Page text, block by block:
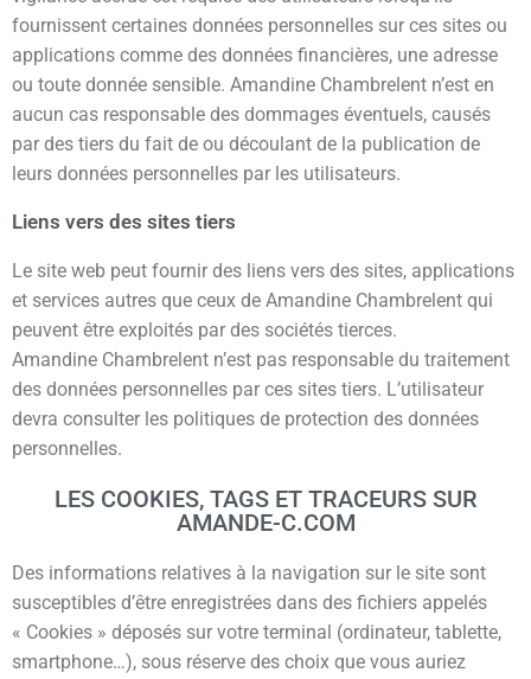
fournissent certaines données personnelles sur ces sites ou
applications comme des données financières, une adresse
ou toute donnée sensible. Amandine Chambrelent n’est en
aucun cas responsable des dommages éventuels, causés
par des tiers du fait de ou découlant de la publication de
leurs données personnelles par les utilisateurs.
Liens vers des sites tiers
Le site web peut fournir des liens vers des sites, applications
et services autres que ceux de Amandine Chambrelent qui
peuvent être exploités par des sociétés tierces.
Amandine Chambrelent n’est pas responsable du traitement
des données personnelles par ces sites tiers. L’utilisateur
devra consulter les politiques de protection des données
personnelles.
LES COOKIES, TAGS ET TRACEURS SUR
AMANDE-C.COM
Des informations relatives à la navigation sur le site sont
susceptibles d’être enregistrées dans des fichiers appelés
« Cookies » déposés sur votre terminal (ordinateur, tablette,
smartphone…), sous réserve des choix que vous auriez